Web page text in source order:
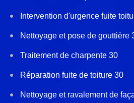
Intervention d'urgence fuite
Nettoyage et pose de gouttière
Traitement de charpente 30
Réparation fuite de toiture 30
Nettoyage et ravalement de